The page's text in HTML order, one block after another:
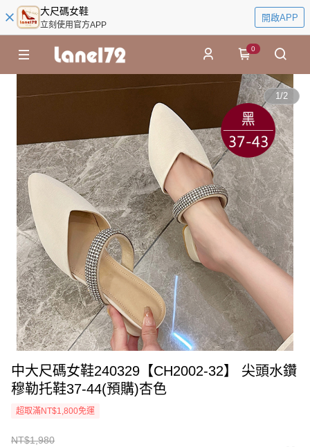
大尺碼女鞋
立刻使用官方APP
開啟APP
0
1/2
中大尺碼女鞋240329【CH2002-32】 尖頭水鑽
穆勒托鞋37-44(預購)杏色
超取滿NT$1,800免運
NT$1,980